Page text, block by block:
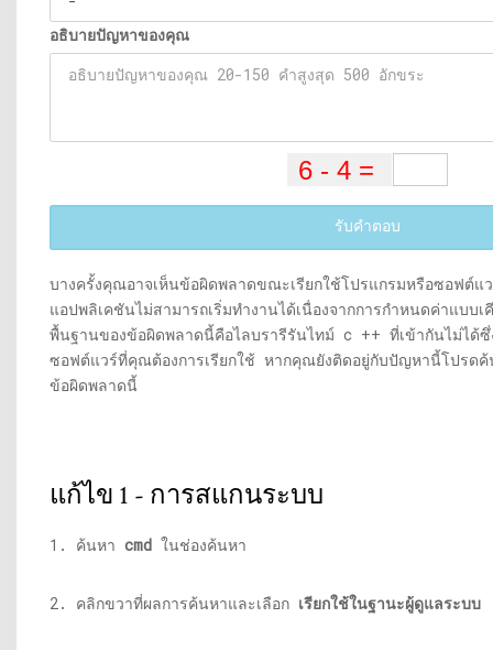
อธิบายปัญหาของคุณ
รับคำตอบ
บางครั้งคุณอาจเห็นข้อผิดพลาดขณะเรียกใช้โปรแกรมหรือซอฟต์
แอปพลิเคชันไม่สามารถเริ่มทำงานได้เนื่องจากการกำหนดค่าแบบ
พื้นฐานของข้อผิดพลาดนี้คือไลบรารีรันไทม์ c ++ ที่เข้ากันไม่ได้ซึ่
ซอฟต์แวร์ที่คุณต้องการเรียกใช้ หากคุณยังติดอยู่กับปัญหานี้โปรดค้
ข้อผิดพลาดนี้
แก้ไข 1 - การสแกนระบบ
1. ค้นหา cmd ในช่องค้นหา
2. คลิกขวาที่ผลการค้นหาและเลือก เรียกใช้ในฐานะผู้ดูแลระบบ